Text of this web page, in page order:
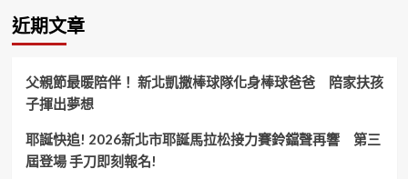
遊
下
漁
港
美
景！
近期文章
父親節最暖陪伴！ 新北凱撒棒球隊化身棒球爸爸 陪家扶孩
子揮出夢想
耶誕快追! 2026新北市耶誕馬拉松接力賽鈴鐺聲再響 第三
屆登場 手刀即刻報名!